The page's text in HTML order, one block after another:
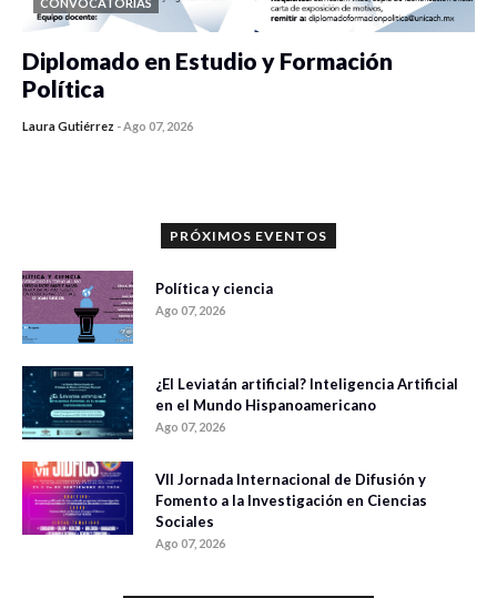
Diplomado en Estudio y Formación
Política
Laura Gutiérrez -Ago 07, 2026
PRÓXIMOS EVENTOS
Política y ciencia
Ago 07, 2026
¿El Leviatán artificial? Inteligencia Artificial
en el Mundo Hispanoamericano
Ago 07, 2026
VII Jornada Internacional de Difusión y
Fomento a la Investigación en Ciencias
Sociales
Ago 07, 2026